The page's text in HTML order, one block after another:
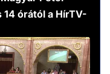
órától a HírTV-